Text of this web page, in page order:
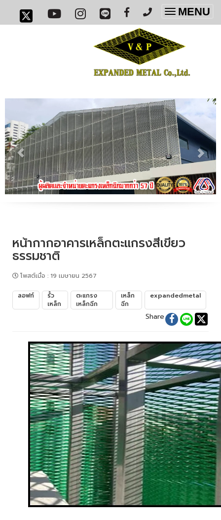
Toggle
MENU
หน้ากากอาคารเหล็กตะแกรงสีเขียว
ธรรมชาติ
โพสต์เมื่อ : 19 เมษายน 2567
ลอฟท์
รั้ว
เหล็ก
ตะแกรง
เหล็กฉีก
เหล็ก
ฉีก
expandedmetal
Share